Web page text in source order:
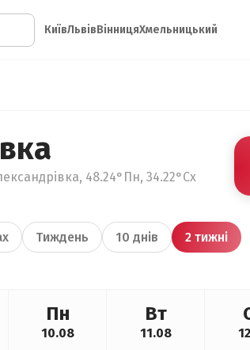
КиївЛьвівВінницяХмельницький
48.24°Пн, 34.22°Сх
Тиждень 10 днів 2 тижні
Пн
10.08
Вт
11.08